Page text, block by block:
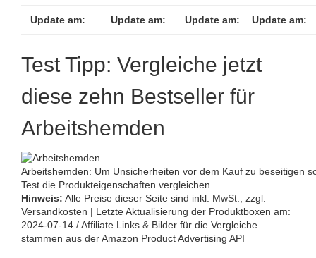
Update am: Update am: Update am: Update am:
Test Tipp: Vergleiche jetzt
diese zehn Bestseller für
Arbeitshemden
Arbeitshemden: Um Unsicherheiten vor dem Kauf zu beseitigen
Test die Produkteigenschaften vergleichen.
Hinweis: Alle Preise dieser Seite sind inkl. MwSt., zzgl.
Versandkosten | Letzte Aktualisierung der Produktboxen am:
2024-07-14 / Affiliate Links & Bilder für die Vergleiche
stammen aus der Amazon Product Advertising API